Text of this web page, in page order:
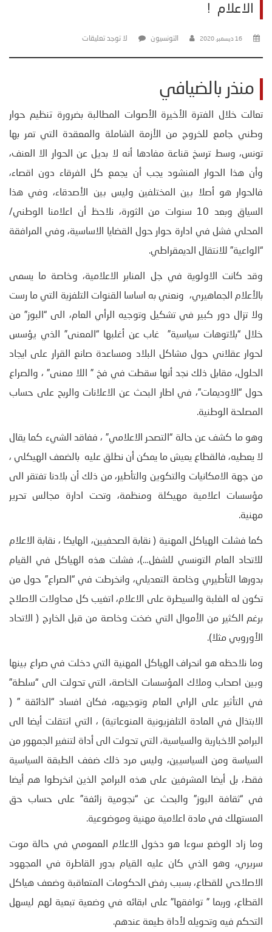
الاعلام !
16 ديسمبر، 2020 التونسيون لا توجد تعليقات
منذر بالضيافي
تعالت خلال الفترة الأخيرة الأصوات المطالبة بضرورة تنظيم حوار
وطني جامع للخروج من الأزمة الشاملة والمعقدة التي تمر بها
تونس، وسط ترسخ قناعة مفادها أنه لا بديل عن الحوار الا العنف،
وأن هذا الحوار المنشود يجب أن يجمع كل الفرقاء دون اقصاء،
فالحوار هو أصلا بين المختلفين وليس بين الأصدقاء، وفي هذا
السياق وبعد 10 سنوات من الثورة، نلاحظ أن اعلامنا الوطني/
المحلي فشل في ادارة حوار حول القضايا الاساسية، وفي المرافقة
“الواعية” للانتقال الديمقراطي.
وقد كانت الاولوية في جل المنابر الاعلامية، وخاصة ما يسمى
بالأعلام الجماهيري، ونعني به اساسا القنوات التلفزية التي ما رست
ولا تزال دور كبير في تشكيل وتوجيه الرأي العام، الى “البوز” من
خلال “بلاتوهات سياسية” غاب عن أغلبها “المعنى” الذي يؤسس
لحوار عقلاني حول مشاكل البلاد ومساعدة صانع القرار على ايجاد
الحلول، مقابل ذلك نجد أنها سقطت في فخ ” اللا معنى” ، والصراع
حول “الاوديمات”، في اطار البحث عن الاعلانات والربح على حساب
المصلحة الوطنية.
وهو ما كشف عن حالة “التصحر الاعلامي” ، ففاقد الشيء كما يقال
لا يعطيه، فالقطاع يعيش ما يمكن أن نطلق عليه بالضعف الهيكلي ،
من جهة الامكانيات والتكوين والتأطير، من ذلك أن بلادنا تفتقر الى
مؤسسات اعلامية مهيكلة ومنظمة، وتحت ادارة مجالس تحرير
مهنية.
كما فشلت الهياكل المهنية ( نقابة الصحفيين، الهايكا ، نقابة الاعلام
للاتحاد العام التونسي للشغل…)، فشلت هذه الهياكل في القيام
بدورها التأطيري وخاصة التعديلي، وانخرطت في “الصراع” حول من
تكون له الغلبة والسيطرة على الاعلام، اتغيب كل محاولات الاصلاح
برغم الكثير من الأموال التي ضخت وخاصة من قبل الخارج ( الاتحاد
الأوروبي مثلا).
وما نلاحظه هو انحراف الهياكل المهنية التي دخلت في صراع بينها
وبين اصحاب وملاك المؤسسات الخاصة، التي تحولت الى “سلطة”
في التأثير على الراي العام وتوجيهه، فكان افساد “الذائقة ” (
الابتذال في المادة التلفزيونية المنوعاتية) ، التي انتقلت أيضا الى
البرامج الاخبارية والسياسية، التي تحولت الى أداة لتنفير الجمهور من
السياسة ومن السياسيين، وليس مرد ذلك ضغف الطبقة السياسية
فقط، بل أيضا المشرفين على هذه البرامج الذين انخرطوا هم أيضا
في “ثقافة البوز” والبحث عن “نجومية زائفة” على حساب حق
المستهلك في مادة اعلامية مهنية وموضوعية.
وما زاد الوضع سوءا هو دخول الاعلام العمومي في حالة موت
سريري، وهو الذي كان عليه القيام بدور القاطرة في المجهود
الاصلاحي للقطاع، بسبب رفض الحكومات المتعاقبة وضعف هياكل
القطاع، وربما ” توافقها” على ابقائه في وضعية تبعية لهم ليسهل
التحكم فيه وتحويله لأداة طيعة عندهم.